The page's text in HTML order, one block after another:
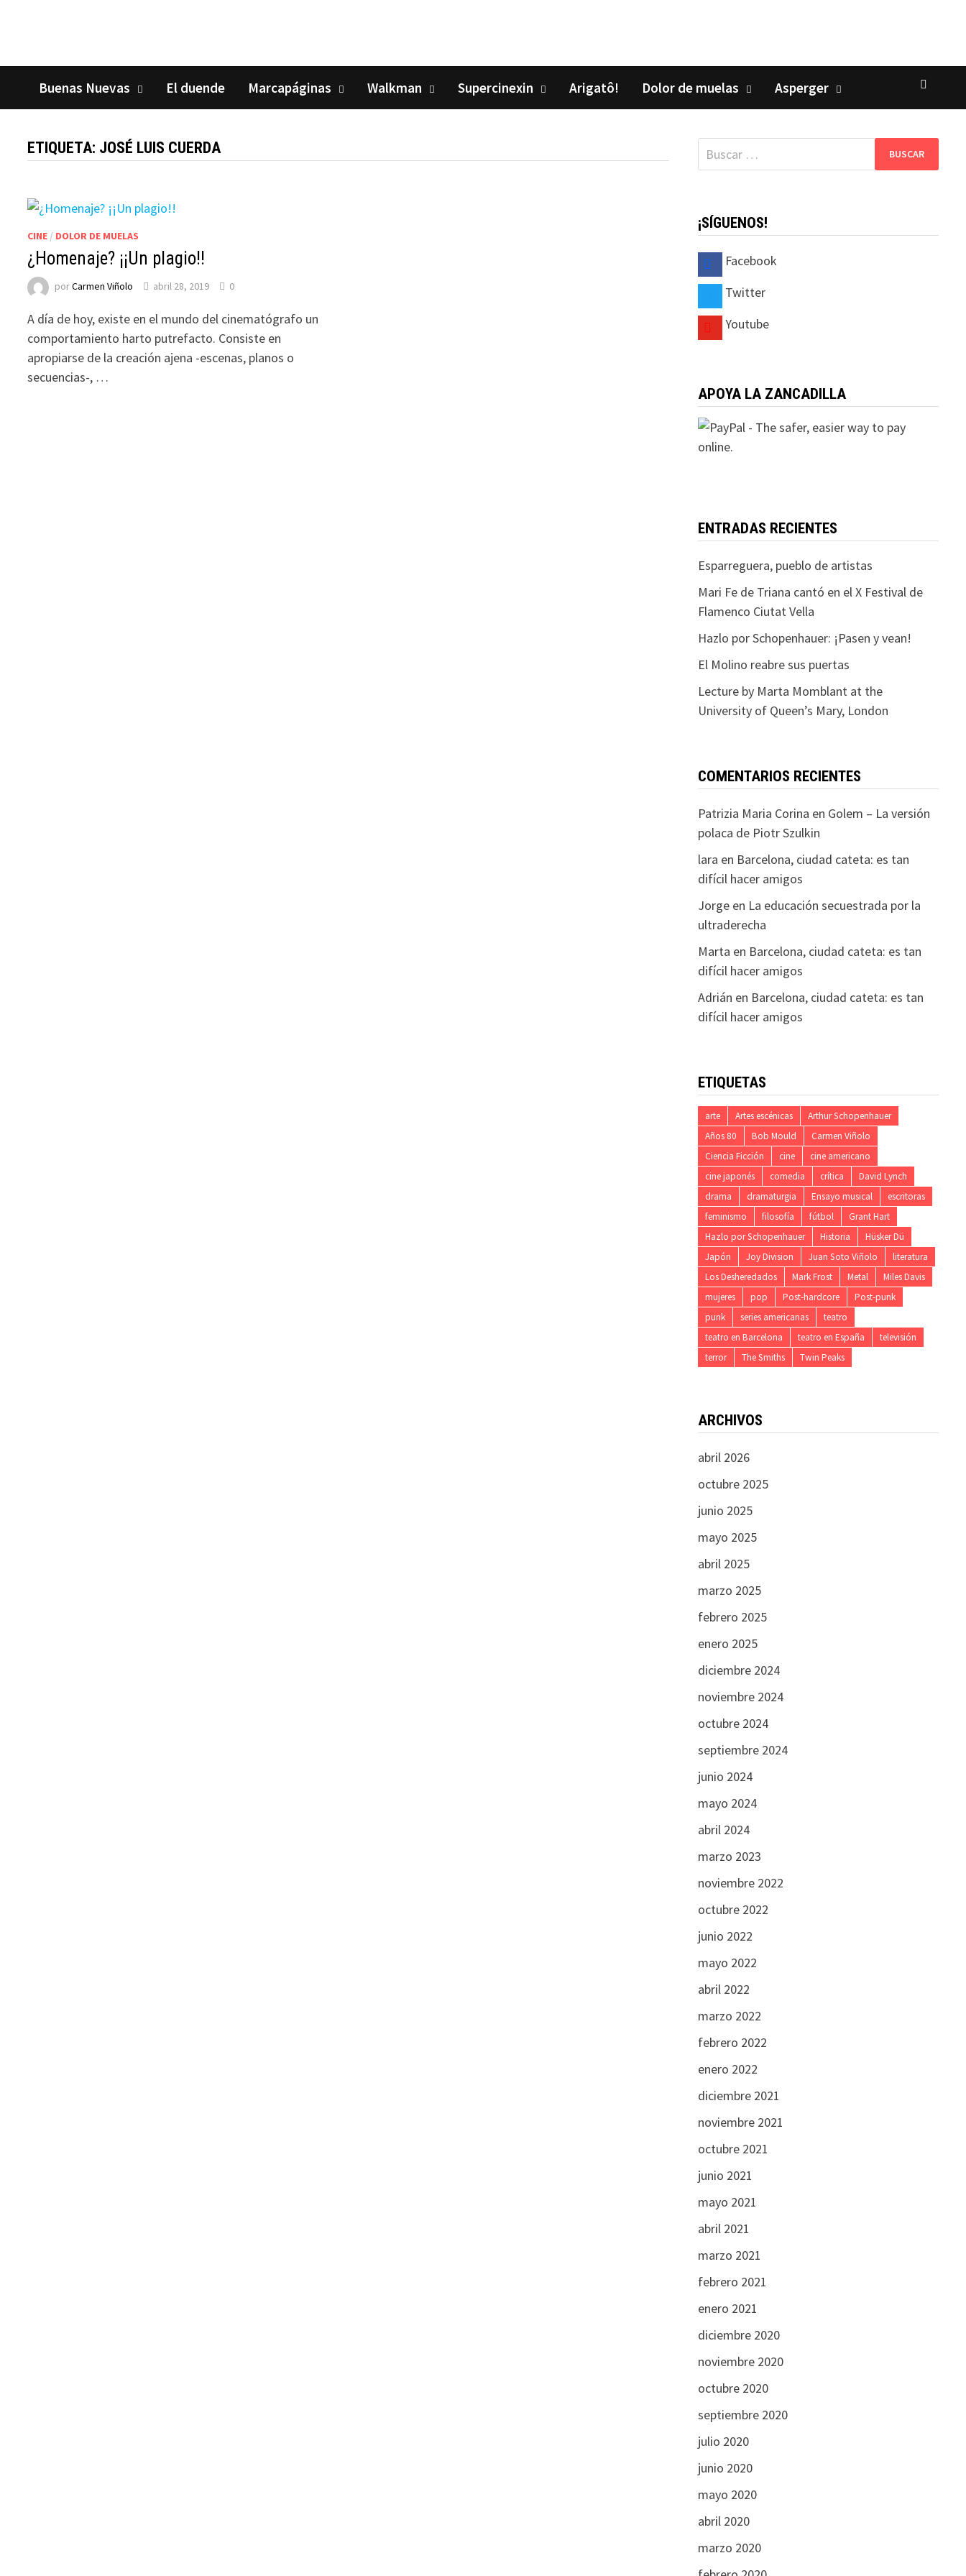
Buenas Nuevas El duende Marcapáginas Walkman Supercinexin Arigatô! Dolor de muelas Asperger
ETIQUETA: JOSÉ LUIS CUERDA
CINE / DOLOR DE MUELAS
¿Homenaje? ¡¡Un plagio!!
porCarmen Viñolo abril 28, 2019 0
A día de hoy, existe en el mundo del cinematógrafo un
comportamiento harto putrefacto. Consiste en
apropiarse de la creación ajena -escenas, planos o
secuencias-, …
Buscar:
¡SÍGUENOS!
Facebook
Twitter
Youtube
APOYA LA ZANCADILLA
ENTRADAS RECIENTES
Esparreguera, pueblo de artistas
Mari Fe de Triana cantó en el X Festival de
Flamenco Ciutat Vella
Hazlo por Schopenhauer: ¡Pasen y vean!
El Molino reabre sus puertas
Lecture by Marta Momblant at the
University of Queen’s Mary, London
COMENTARIOS RECIENTES
Patrizia Maria Corina en Golem – La versión
polaca de Piotr Szulkin
lara en Barcelona, ciudad cateta: es tan
difícil hacer amigos
Jorgeen La educación secuestrada por la
ultraderecha
Marta en Barcelona, ciudad cateta: es tan
difícil hacer amigos
Adrián en Barcelona, ciudad cateta: es tan
difícil hacer amigos
ETIQUETAS
arte Artes escénicas
Arthur Schopenhauer
Años 80
Bob Mould
Carmen Viñolo
Ciencia Ficción
cine
cine americano
cine japonés
comedia crítica
David Lynch
drama
dramaturgia Ensayo musical
escritoras
feminismo
filosofía fútbol
Grant Hart
Hazlo por Schopenhauer
Historia
Hüsker Dü
Japón
Joy Division Juan Soto Viñolo
literatura
Los Desheredados
Mark Frost Metal
Miles Davis
mujeres
pop Post-hardcore
Post-punk
punk
series americanas
teatro
teatro en Barcelona
teatro en España
televisión
terror
The Smiths Twin Peaks
ARCHIVOS
abril 2026
octubre 2025
junio 2025
mayo 2025
abril 2025
marzo 2025
febrero 2025
enero 2025
diciembre 2024
noviembre 2024
octubre 2024
septiembre 2024
junio 2024
mayo 2024
abril 2024
marzo 2023
noviembre 2022
octubre 2022
junio 2022
mayo 2022
abril 2022
marzo 2022
febrero 2022
enero 2022
diciembre 2021
noviembre 2021
octubre 2021
junio 2021
mayo 2021
abril 2021
marzo 2021
febrero 2021
enero 2021
diciembre 2020
noviembre 2020
octubre 2020
septiembre 2020
julio 2020
junio 2020
mayo 2020
abril 2020
marzo 2020